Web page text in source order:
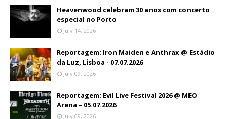
Heavenwood celebram 30 anos com concerto
especial no Porto
July 14, 2026
Reportagem: Iron Maiden e Anthrax @ Estádio
da Luz, Lisboa - 07.07.2026
July 09, 2026
Reportagem: Evil Live Festival 2026 @ MEO
Arena – 05.07.2026
July 09, 2026